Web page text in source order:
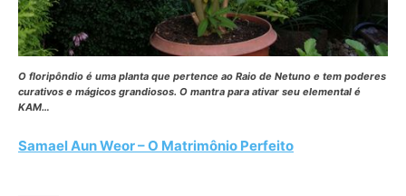
O floripôndio é uma planta que pertence ao Raio de Netuno e tem poderes
curativos e mágicos grandiosos. O mantra para ativar seu elemental é
KAM…
Samael Aun Weor – O Matrimônio Perfeito